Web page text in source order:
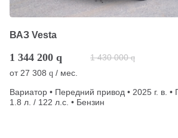
ВАЗ Vesta
1 344 200 q 1 430 000 q
от 27 308 q / мес.
Вариатор • Передний привод • 2025 г. в. •
1.8 л. / 122 л.с. • Бензин